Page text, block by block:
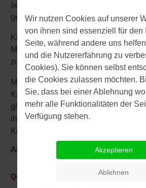
seiner Gefährten bauen konnte. Also
geschaffen und stärkeres Geschütz
Kurzerhand wurde Aphrodites Sohn
Medea, der Tochter des Königs
zu senden. Und der wirkte!
Medea verliebte sich in Jason,
Kampf um das „Goldene Vlies“, lebte
glücklich mit Jason in Korinth, bekam
ihm, wurde aber letztlich – wegen
Kreon von Korinth – von Jason
Autor:
Quellen:
Wir nutzen Cookies auf unserer
von ihnen sind essenziell für den
Seite, während andere uns
und die Nutzererfahrung zu
Cookies). Sie können selbst
die Cookies zulassen möchten.
Sie, dass bei einer Ablehnung
mehr alle Funktionalitäten der
Verfügung stehen.
Akzeptieren
Ablehnen